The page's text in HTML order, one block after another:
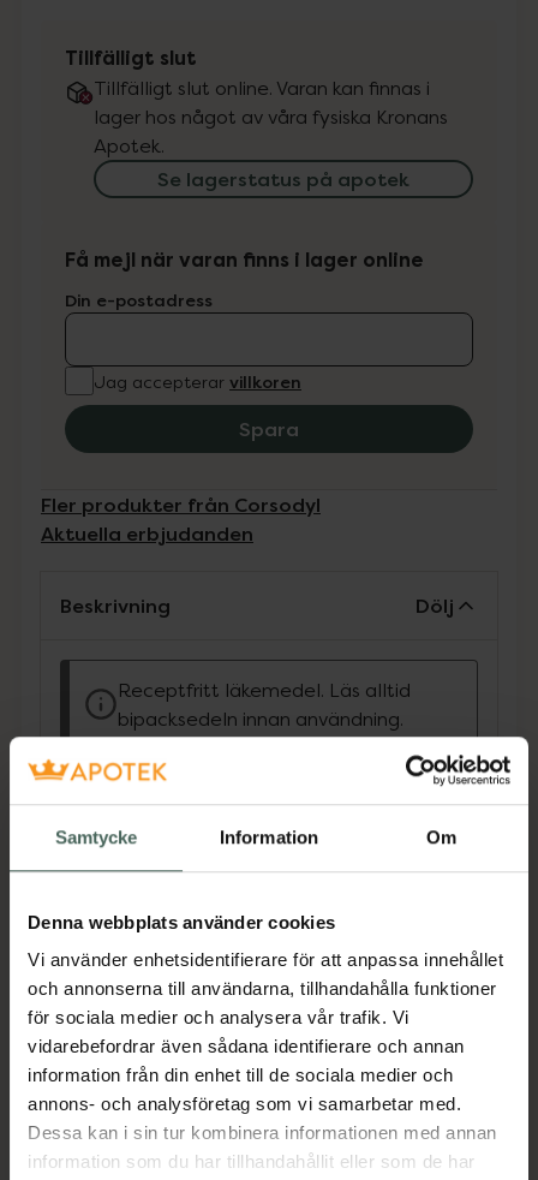
Samtycke Information Om
Denna webbplats använder cookies
Vi använder enhetsidentifierare för att anpassa innehållet
och annonserna till användarna, tillhandahålla funktioner
för sociala medier och analysera vår trafik. Vi
vidarebefordrar även sådana identifierare och annan
information från din enhet till de sociala medier och
annons- och analysföretag som vi samarbetar med.
Dessa kan i sin tur kombinera informationen med annan
information som du har tillhandahållit eller som de har
Tillfälligt slut
Tillfälligt slut online. Varan kan finnas i
lager hos något av våra fysiska Kronans
Apotek.
Se lagerstatus på apotek
Få mejl när varan finns i lager online
Din e-postadress
Jag accepterar villkoren
Spara
Fler produkter från Corsodyl
Aktuella erbjudanden
Beskrivning Dölj
Receptfritt läkemedel. Läs alltid
bipacksedeln innan användning.
Corsodyl är ett bakteriedödande
medel före och efter operationer i munhålan.
Tillfälligt vid inflammation i munslemhinnan
tandborstning är försvårad såsom vid kortvarig
sjukdom, olycksfall, stark kariesbildning,
tandköttsinflammation och tandlossning.
Corsodyl användes efter tandborstning med
tandkräm och inte innan. Munnen bör sköljas
noggrant med vatten efter tandborstning.
Annars kan rester av tandkrämen motverka
effekten av klorhexidin. Missfärgning av
tänderna kan uppstå men kan ofta motverkas